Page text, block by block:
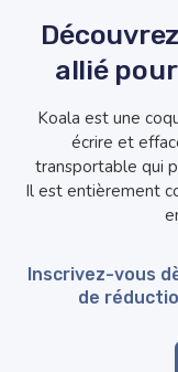
allié
Koala est une
écrire et
transportable qui
Il est entièrement
Inscrivez-vous
de